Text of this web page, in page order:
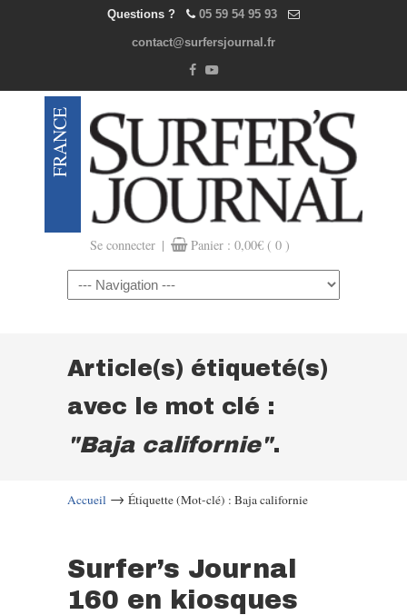
Questions ? 05 59 54 95 93
contact@surfersjournal.fr
Se connecter | Panier : 0,00€ ( 0 )
Navigation
Article(s) étiqueté(s)
avec le mot clé :
"Baja californie".
Accueil → Étiquette (Mot-clé) : Baja californie
Surfer’s Journal
160 en kiosques